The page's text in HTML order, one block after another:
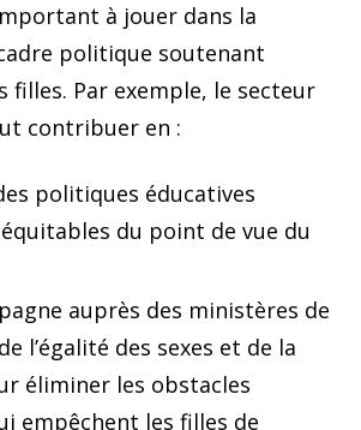
à jouer dans la
politique soutenant
filles. Par exemple, le secteur
contribuer en :
politiques éducatives
du point de vue du
auprès des ministères de
l’égalité des sexes et de la
éliminer les obstacles
empêchent les filles de